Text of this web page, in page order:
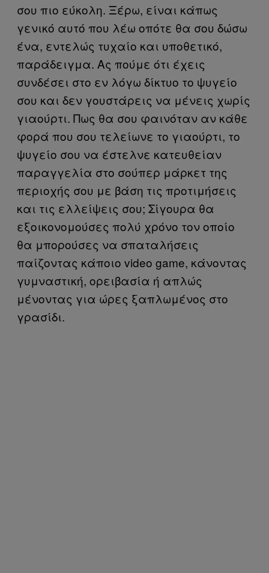
σου πιο εύκολη. Ξέρω, είναι κάπως
γενικό αυτό που λέω οπότε θα σου δώσω
ένα, εντελώς τυχαίο και υποθετικό,
παράδειγμα. Ας πούμε ότι έχεις
συνδέσει στο εν λόγω δίκτυο το ψυγείο
σου και δεν γουστάρεις να μένεις χωρίς
γιαούρτι. Πως θα σου φαινόταν αν κάθε
φορά που σου τελείωνε το γιαούρτι, το
ψυγείο σου να έστελνε κατευθείαν
παραγγελία στο σούπερ μάρκετ της
περιοχής σου με βάση τις προτιμήσεις
και τις ελλείψεις σου; Σίγουρα θα
εξοικονομούσες πολύ χρόνο τον οποίο
θα μπορούσες να σπαταλήσεις
παίζοντας κάποιο video game, κάνοντας
γυμναστική, ορειβασία ή απλώς
μένοντας για ώρες ξαπλωμένος στο
γρασίδι.